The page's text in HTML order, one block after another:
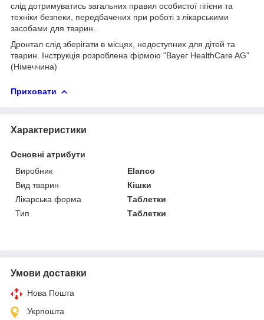
слід дотримуватись загальних правил особистої гігієни та
техніки безпеки, передбачених при роботі з лікарськими
засобами для тварин.
Дронтал слід зберігати в місцях, недоступних для дітей та
тварин. Інструкція розроблена фірмою "Вауег HealthCare AG"
(Німеччина)
Приховати
Характеристики
Основні атрибути
Виробник
Elanco
Вид тварин
Кішки
Лікарська форма
Таблетки
Тип
Таблетки
Умови доставки
Нова Пошта
Укрпошта